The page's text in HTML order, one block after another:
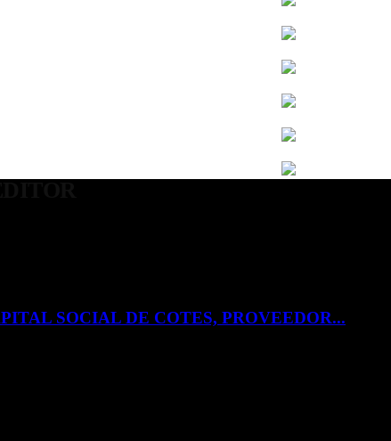
SOCIAL DE COTES, PROVEEDOR...